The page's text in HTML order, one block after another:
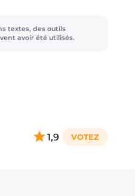
textes, des outils
avoir été utilisés.
1,9